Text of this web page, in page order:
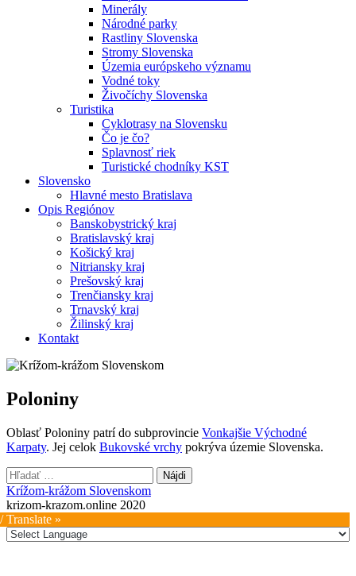
Minerály
Národné parky
Rastliny Slovenska
Stromy Slovenska
Územia európskeho významu
Vodné toky
Živočíchy Slovenska
Turistika
Cyklotrasy na Slovensku
Čo je čo?
Splavnosť riek
Turistické chodníky KST
Slovensko
Hlavné mesto Bratislava
Opis Regiónov
Banskobystrický kraj
Bratislavský kraj
Košický kraj
Nitriansky kraj
Prešovský kraj
Trenčiansky kraj
Trnavský kraj
Žilinský kraj
Kontakt
Poloniny
Oblasť Poloniny patrí do subprovincie Vonkajšie Východné
Karpaty. Jej celok Bukovské vrchy pokrýva územie Slovenska.
Hľadať:
Krížom-krážom Slovenskom
krizom-krazom.online 2020
Translate »